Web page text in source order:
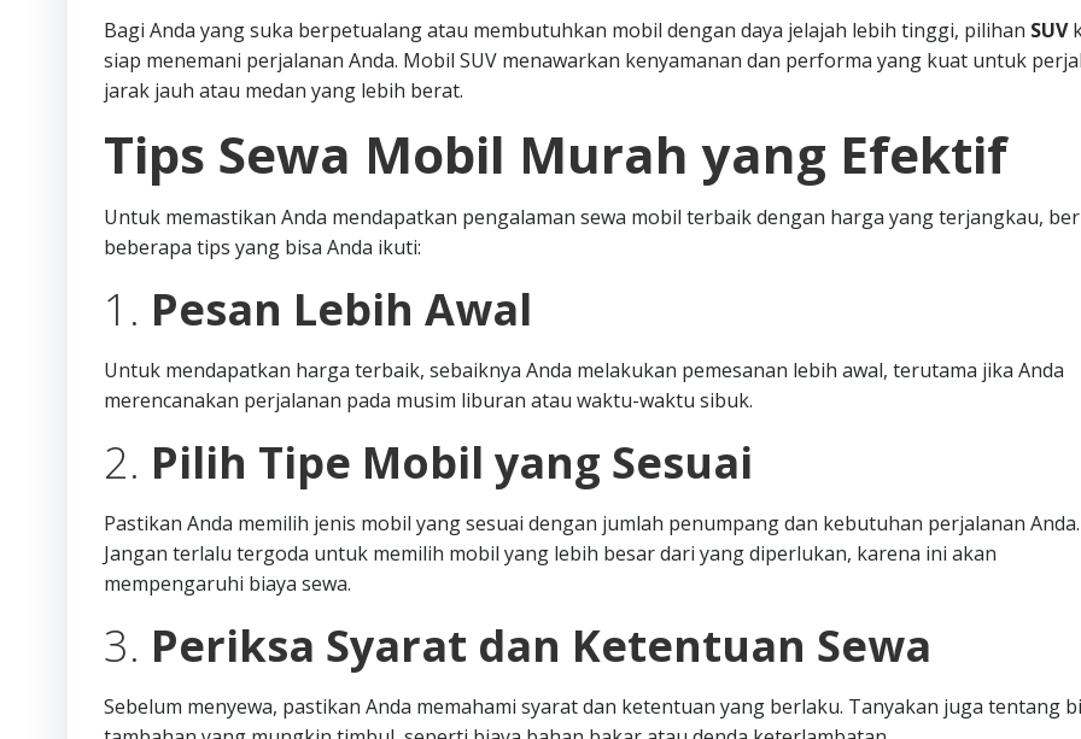
Bagi Anda yang suka berpetualang atau membutuhkan mobil dengan daya jelajah lebih tinggi, pilihan SUV
siap menemani perjalanan Anda. Mobil SUV menawarkan kenyamanan dan performa yang kuat untuk
jarak jauh atau medan yang lebih berat.
Tips Sewa Mobil Murah yang Efektif
Untuk memastikan Anda mendapatkan pengalaman sewa mobil terbaik dengan harga yang terjangkau,
beberapa tips yang bisa Anda ikuti:
1. Pesan Lebih Awal
Untuk mendapatkan harga terbaik, sebaiknya Anda melakukan pemesanan lebih awal, terutama jika Anda
merencanakan perjalanan pada musim liburan atau waktu-waktu sibuk.
2. Pilih Tipe Mobil yang Sesuai
Pastikan Anda memilih jenis mobil yang sesuai dengan jumlah penumpang dan kebutuhan perjalanan Anda.
Jangan terlalu tergoda untuk memilih mobil yang lebih besar dari yang diperlukan, karena ini akan
mempengaruhi biaya sewa.
3. Periksa Syarat dan Ketentuan Sewa
Sebelum menyewa, pastikan Anda memahami syarat dan ketentuan yang berlaku. Tanyakan juga tentang